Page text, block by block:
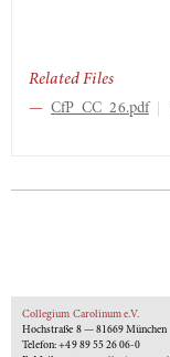
Related Files
CfP_CC_26.pdf
Collegium Carolinum e.V.
Hochstraße 8 — 81669 München
Telefon: +49 89 55 26 06-0